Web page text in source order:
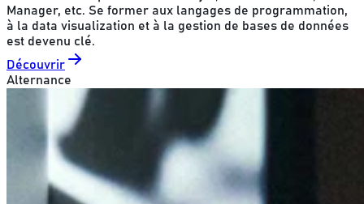
Manager, etc. Se former aux langages de programmation,
à la data visualization et à la gestion de bases de données
est devenu clé.
Découvrir
Alternance